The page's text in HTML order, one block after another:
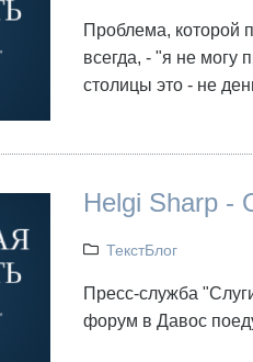
Проблема, которой
всегда, - "я не могу
столицы это - не
Helgi Sharp -
ТекстБлог
Пресс-служба
форум в Давос